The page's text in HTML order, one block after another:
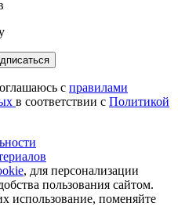
с правилами
в соответствии с Политикой
, для персонализации
пользования сайтом.
использование, поменяйте